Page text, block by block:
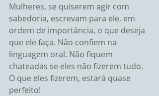
Mulheres, se quiserem agir com
sabedoria, escrevam para ele, em
ordem de importância, o que deseja
que ele faça. Não confiem na
linguagem oral. Não fiquem
chateadas se eles não fizerem tudo.
O que eles fizerem, estará quase
perfeito!